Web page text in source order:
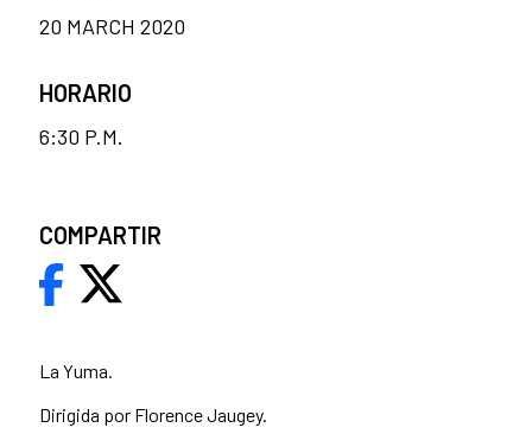
La Yuma.
Dirigida por Florence Jaugey.
20 MARCH 2020
HORARIO
6:30 P.M.
COMPARTIR